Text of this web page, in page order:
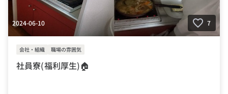
2024-06-10 7
会社・組織 職場の雰囲気
社員寮(福利厚生)🏠